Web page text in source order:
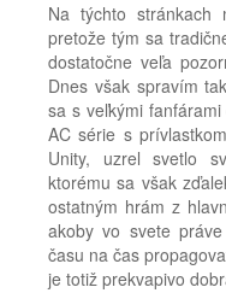
Na týchto stránkach
pretože tým sa
dostatočne veľa
Dnes však spravím
sa s veľkými
AC série s
Unity, uzrel svetlo
ktorému sa však
ostatným hrám z
akoby vo svete
času na čas
je totiž prekvapivo